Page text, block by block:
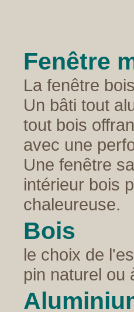
Fenêtre
La fenêtre
Un bâti tout
tout bois
avec une
Une fenêtre
intérieur bois
chaleureuse.
Bois
le choix de
pin naturel ou